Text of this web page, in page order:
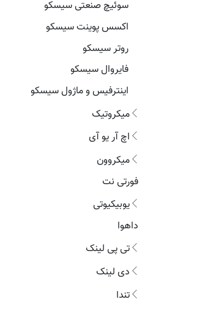
سوئیچ صنعتی سیسکو
اکسس پوینت سیسکو
روتر سیسکو
فایروال سیسکو
اینترفیس و ماژول سیسکو
میکروتیک
اچ آر یو آی
میکروون
فورتی نت
یوبیکیوتی
داهوا
تی پی لینک
دی لینک
تندا